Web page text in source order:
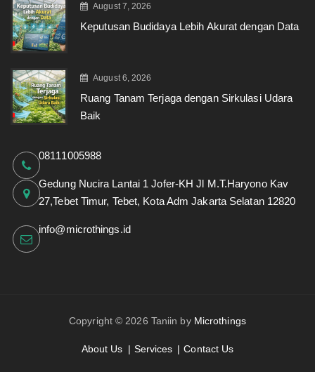
August 7, 2026
Keputusan Budidaya Lebih Akurat dengan Data
August 6, 2026
Ruang Tanam Terjaga dengan Sirkulasi Udara
Baik
08111005988
Gedung Nucira Lantai 1 Jofer-KH Jl M.T.Haryono Kav
27,Tebet Timur, Tebet, Kota Adm Jakarta Selatan 12820
info@microthings.id
Copyright © 2026 Taniin by Microthings
About Us Services Contact Us